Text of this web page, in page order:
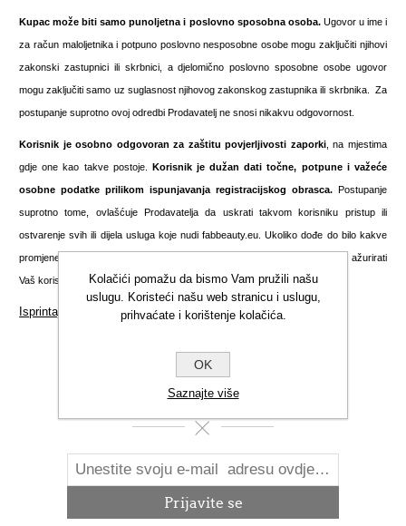
Kupac može biti samo punoljetna i poslovno sposobna osoba.Ugovor u ime i
za račun maloljetnika i potpuno poslovno nesposobne osobe mogu zaključiti njihovi
zakonski zastupnici ili skrbnici, a djelomično poslovno sposobne osobe ugovor
mogu zaključiti samo uz suglasnost njihovog zakonskog zastupnika ili skrbnika. Za
postupanje suprotno ovoj odredbi Prodavatelj ne snosi nikakvu odgovornost.
Korisnik je osobno odgovoran za zaštitu povjerljivosti zaporki, na mjestima
gdje one kao takve postoje. Korisnik je dužan dati točne, potpune i važeće
osobne podatke prilikom ispunjavanja registracijskog obrasca.Postupanje
suprotno tome, ovlašćuje Prodavatelja da uskrati takvom korisniku pristup ili
ostvarenje svih ili dijela usluga koje nudi fabbeauty.eu. Ukoliko dođe do bilo kakve
promjene podataka koje ste unijeli prilikom registracije, dužni ste odmah ažurirati
Vaš korisnički račun kako biste nas obavijestili o nastalim promjenama.
Isprintajte ovu stranicu
NOVOSTI
Kolačići pomažu da bismo Vam pružili našu
uslugu. Koristeći našu web stranicu i uslugu,
prihvaćate i korištenje kolačića.
OK
Saznajte više